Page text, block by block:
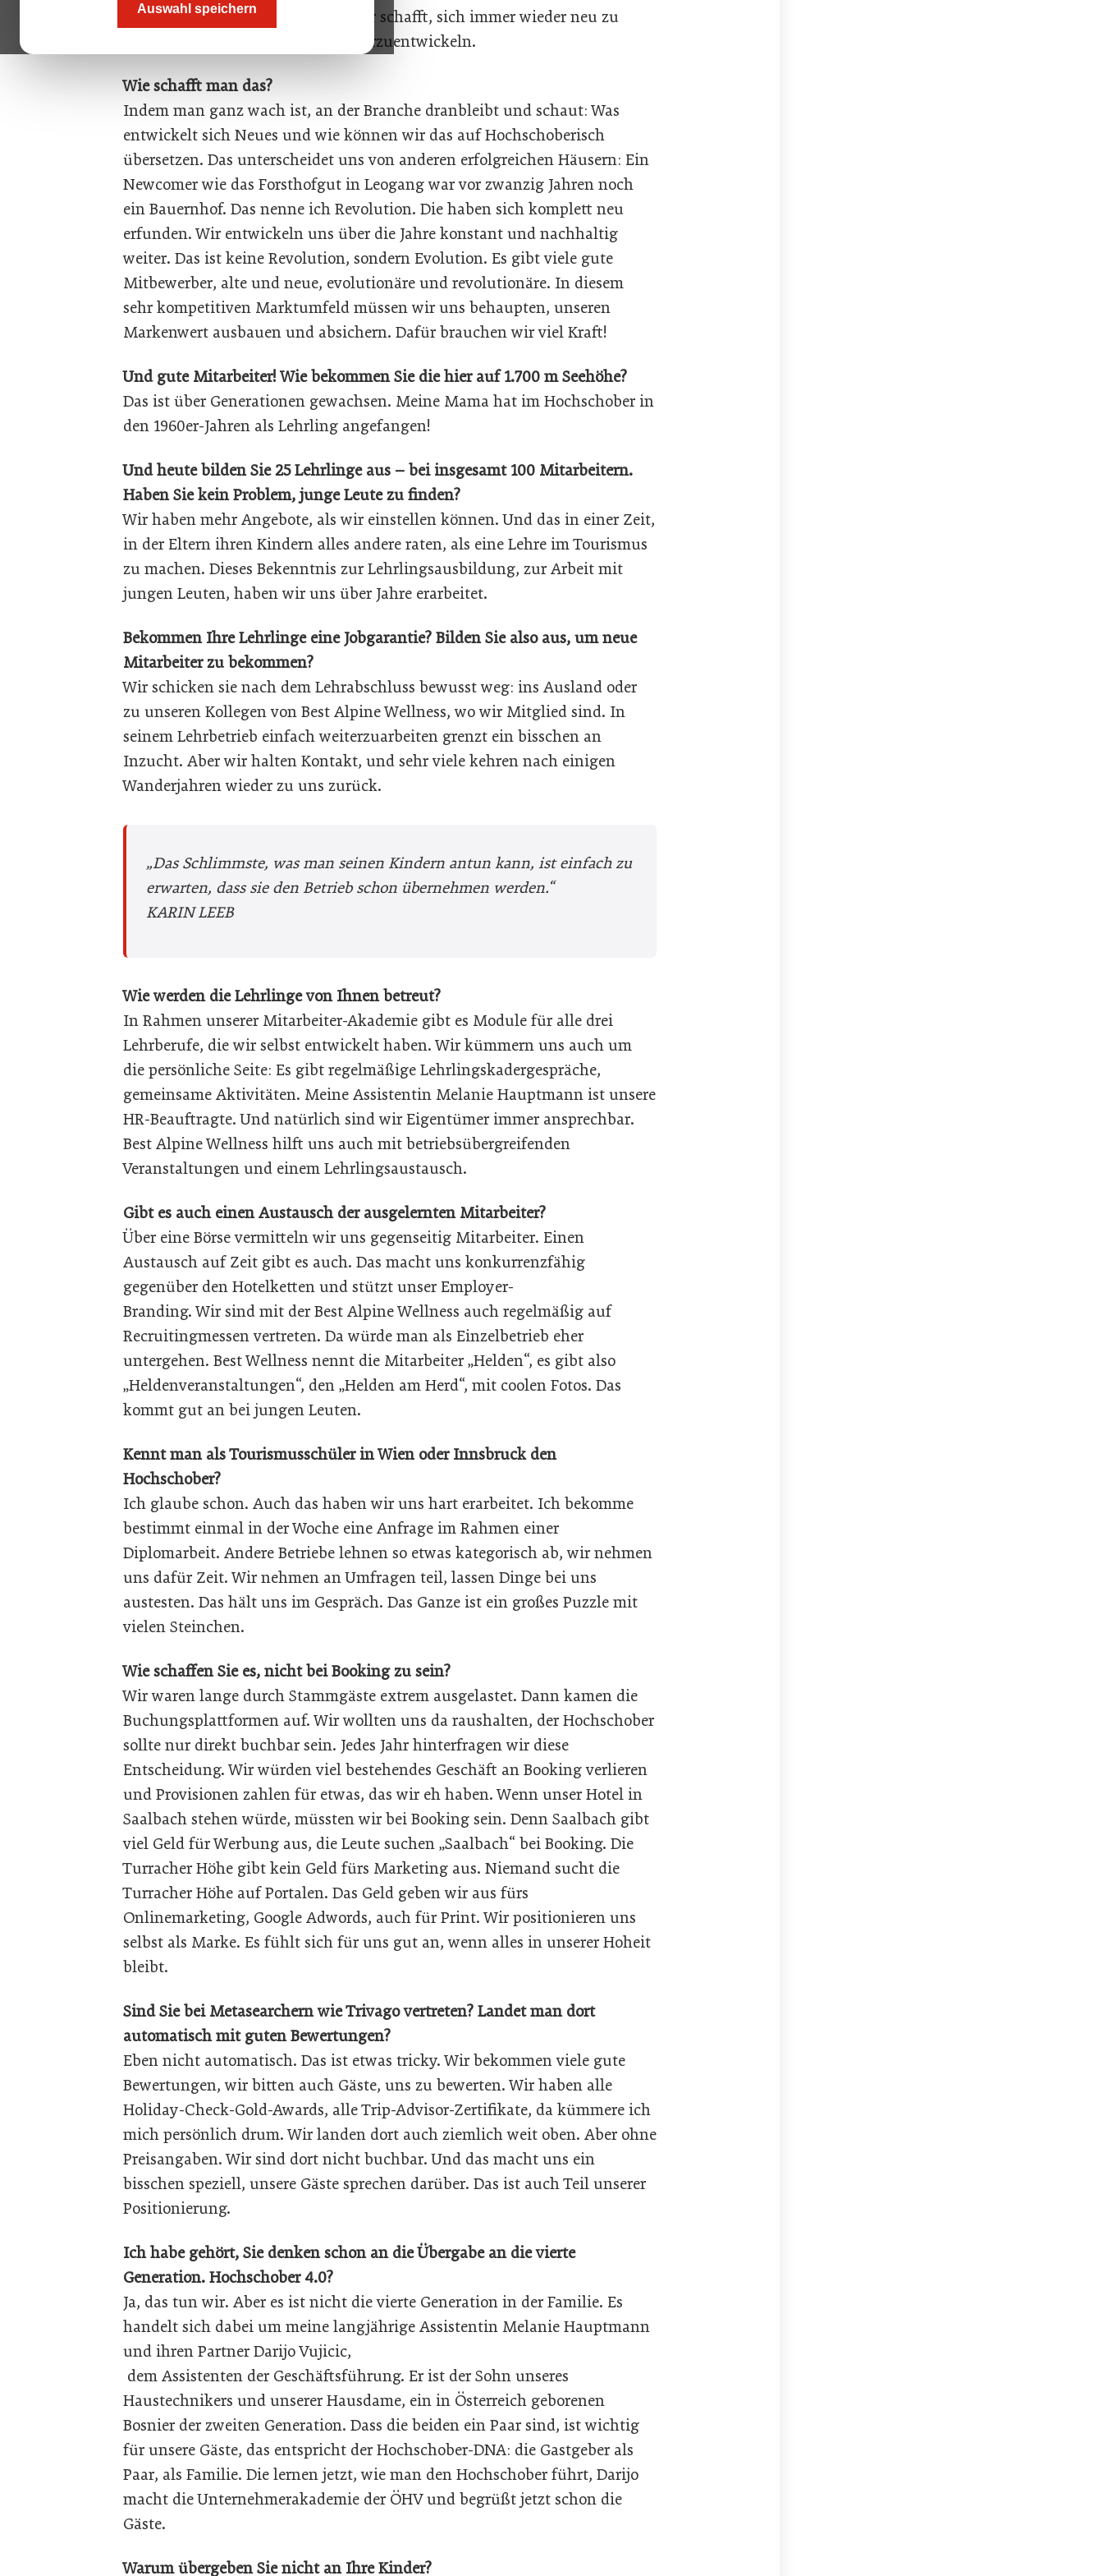
Auswahl speichern
Karin Leeb: Dass es der Hochschober schafft, sich immer wieder neu zu
erfinden und aus sich heraus weiterzuentwickeln.
Wie schafft man das?
Indem man ganz wach ist, an der Branche dranbleibt und schaut: Was
entwickelt sich Neues und wie können wir das auf Hochschoberisch
übersetzen. Das unterscheidet uns von anderen erfolgreichen Häusern: Ein
Newcomer wie das Forsthofgut in Leogang war vor zwanzig Jahren noch
ein Bauernhof. Das nenne ich Revolution. Die haben sich komplett neu
erfunden. Wir entwickeln uns über die Jahre konstant und nachhaltig
weiter. Das ist keine Revolution, sondern Evolution. Es gibt viele gute
Mitbewerber, alte und neue, evolutionäre und revolutionäre. In diesem
sehr kompetitiven Marktumfeld müssen wir uns behaupten, unseren
Markenwert ausbauen und absichern. Dafür brauchen wir viel Kraft!
Und gute Mitarbeiter! Wie bekommen Sie die hier auf 1.700 m Seehöhe?
Das ist über Generationen gewachsen. Meine Mama hat im Hochschober in
den 1960er-Jahren als Lehrling angefangen!
Und heute bilden Sie 25 Lehrlinge aus – bei insgesamt 100 Mitarbeitern.
Haben Sie kein Problem, junge Leute zu finden?
Wir haben mehr Angebote, als wir einstellen können. Und das in einer Zeit,
in der Eltern ihren Kindern alles andere raten, als eine Lehre im Tourismus
zu machen. Dieses Bekenntnis zur Lehrlingsausbildung, zur Arbeit mit
jungen Leuten, haben wir uns über Jahre erarbeitet.
Bekommen Ihre Lehrlinge eine Jobgarantie? Bilden Sie also aus, um neue
Mitarbeiter zu bekommen?
Wir schicken sie nach dem Lehrabschluss bewusst weg: ins Ausland oder
zu unseren Kollegen von Best Alpine Wellness, wo wir Mitglied sind. In
seinem Lehrbetrieb einfach weiterzuarbeiten grenzt ein bisschen an
Inzucht. Aber wir halten Kontakt, und sehr viele kehren nach einigen
Wanderjahren wieder zu uns zurück.
„Das Schlimmste, was man seinen Kindern antun kann, ist einfach zu
erwarten, dass sie den Betrieb schon übernehmen werden.“
KARIN LEEB
Wie werden die Lehrlinge von Ihnen betreut?
In Rahmen unserer Mitarbeiter-Akademie gibt es Module für alle drei
Lehrberufe, die wir selbst entwickelt haben. Wir kümmern uns auch um
die persönliche Seite: Es gibt regelmäßige Lehrlingskadergespräche,
gemeinsame Aktivitäten. Meine Assistentin Melanie Hauptmann ist unsere
HR-Beauftragte. Und natürlich sind wir Eigentümer immer ansprechbar.
Best Alpine Wellness hilft uns auch mit betriebsübergreifenden
Veranstaltungen und einem Lehrlingsaustausch.
Gibt es auch einen Austausch der ausgelernten Mitarbeiter?
Über eine Börse vermitteln wir uns gegenseitig Mitarbeiter. Einen
Austausch auf Zeit gibt es auch. Das macht uns konkurrenzfähig
gegenüber den Hotelketten und stützt unser Employer-
Branding. Wir sind mit der Best Alpine Wellness auch regelmäßig auf
Recruitingmessen vertreten. Da würde man als Einzelbetrieb eher
untergehen. Best Wellness nennt die Mitarbeiter „Helden“, es gibt also
„Heldenveranstaltungen“, den „Helden am Herd“, mit coolen Fotos. Das
kommt gut an bei jungen Leuten.
Kennt man als Tourismusschüler in Wien oder Innsbruck den
Hochschober?
Ich glaube schon. Auch das haben wir uns hart erarbeitet. Ich bekomme
bestimmt einmal in der Woche eine Anfrage im Rahmen einer
Diplomarbeit. Andere Betriebe lehnen so etwas kategorisch ab, wir nehmen
uns dafür Zeit. Wir nehmen an Umfragen teil, lassen Dinge bei uns
austesten. Das hält uns im Gespräch. Das Ganze ist ein großes Puzzle mit
vielen Steinchen.
Wie schaffen Sie es, nicht bei Booking zu sein?
Wir waren lange durch Stammgäste extrem ausgelastet. Dann kamen die
Buchungsplattformen auf. Wir wollten uns da raushalten, der Hochschober
sollte nur direkt buchbar sein. Jedes Jahr hinterfragen wir diese
Entscheidung. Wir würden viel bestehendes Geschäft an Booking verlieren
und Provisionen zahlen für etwas, das wir eh haben. Wenn unser Hotel in
Saalbach stehen würde, müssten wir bei Booking sein. Denn Saalbach gibt
viel Geld für Werbung aus, die Leute suchen „Saalbach“ bei Booking. Die
Turracher Höhe gibt kein Geld fürs Marketing aus. Niemand sucht die
Turracher Höhe auf Portalen. Das Geld geben wir aus fürs
Onlinemarketing, Google Adwords, auch für Print. Wir positionieren uns
selbst als Marke. Es fühlt sich für uns gut an, wenn alles in unserer Hoheit
bleibt.
Sind Sie bei Metasearchern wie Trivago vertreten? Landet man dort
automatisch mit guten Bewertungen?
Eben nicht automatisch. Das ist etwas tricky. Wir bekommen viele gute
Bewertungen, wir bitten auch Gäste, uns zu bewerten. Wir haben alle
Holiday-Check-Gold-Awards, alle Trip-Advisor-Zertifikate, da kümmere ich
mich persönlich drum. Wir landen dort auch ziemlich weit oben. Aber ohne
Preisangaben. Wir sind dort nicht buchbar. Und das macht uns ein
bisschen speziell, unsere Gäste sprechen darüber. Das ist auch Teil unserer
Positionierung.
Ich habe gehört, Sie denken schon an die Übergabe an die vierte
Generation. Hochschober 4.0?
Ja, das tun wir. Aber es ist nicht die vierte Generation in der Familie. Es
handelt sich dabei um meine langjährige Assistentin Melanie Hauptmann
und ihren Partner Darijo Vujicic,
dem Assistenten der Geschäftsführung. Er ist der Sohn unseres
Haustechnikers und unserer Hausdame, ein in Österreich geborenen
Bosnier der zweiten Generation. Dass die beiden ein Paar sind, ist wichtig
für unsere Gäste, das entspricht der Hochschober-DNA: die Gastgeber als
Paar, als Familie. Die lernen jetzt, wie man den Hochschober führt, Darijo
macht die Unternehmerakademie der ÖHV und begrüßt jetzt schon die
Gäste.
Warum übergeben Sie nicht an Ihre Kinder?